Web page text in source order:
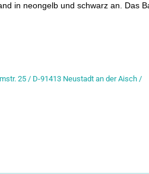
in neongelb und schwarz an. Das
25 / D-91413 Neustadt an der Aisch /